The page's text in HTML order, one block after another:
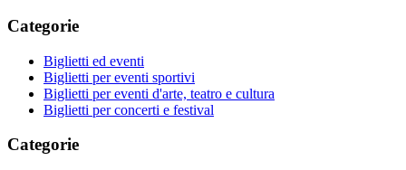
Categorie
Biglietti ed eventi
Biglietti per eventi sportivi
Biglietti per eventi d'arte, teatro e cultura
Biglietti per concerti e festival
Categorie